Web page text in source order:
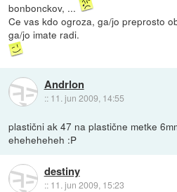
bonbonckov, ...
Ce vas kdo ogroza, ga/jo preprosto
ga/jo imate radi.
Andrlon
:: 11. jun 2009, 14:55
plastični ak 47 na plastične metke
eheheheheh :P
destiny
:: 11. jun 2009, 15:23